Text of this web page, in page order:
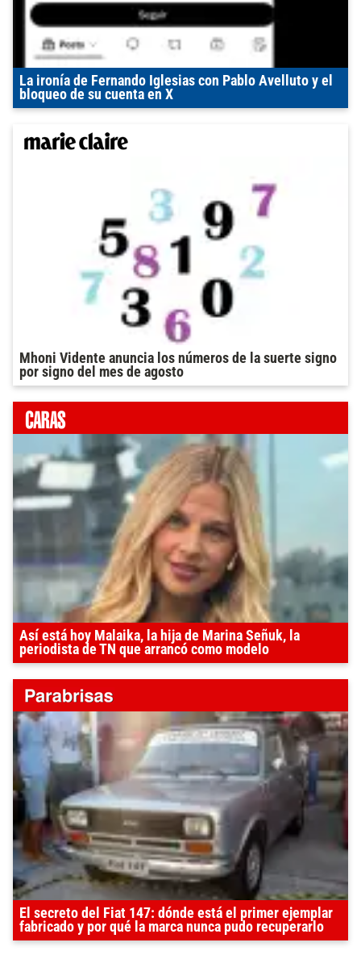
La ironía de Fernando Iglesias con Pablo Avelluto y el
bloqueo de su cuenta en X
Mhoni Vidente anuncia los números de la suerte signo
por signo del mes de agosto
Así está hoy Malaika, la hija de Marina Señuk, la
periodista de TN que arrancó como modelo
El secreto del Fiat 147: dónde está el primer ejemplar
fabricado y por qué la marca nunca pudo recuperarlo